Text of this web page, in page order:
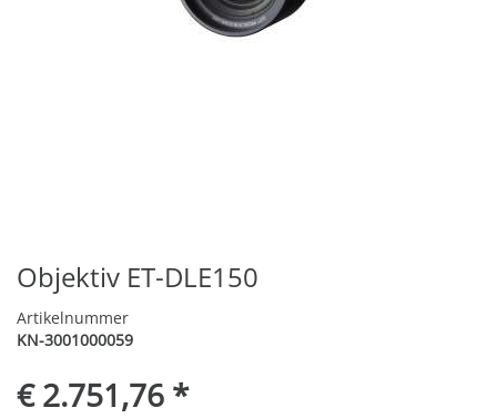
Objektiv ET-DLE150
Artikelnummer
KN-3001000059
€ 2.751,76 *